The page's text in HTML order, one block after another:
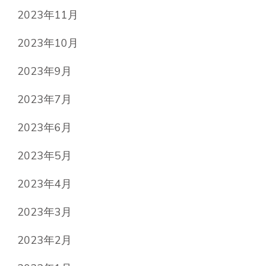
2023年11月
2023年10月
2023年9月
2023年7月
2023年6月
2023年5月
2023年4月
2023年3月
2023年2月